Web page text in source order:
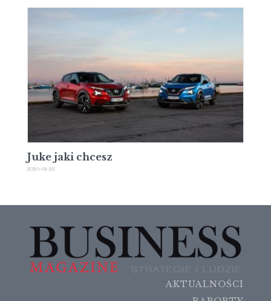
Juke jaki chcesz
2020-01-23
AKTUALNOŚCI